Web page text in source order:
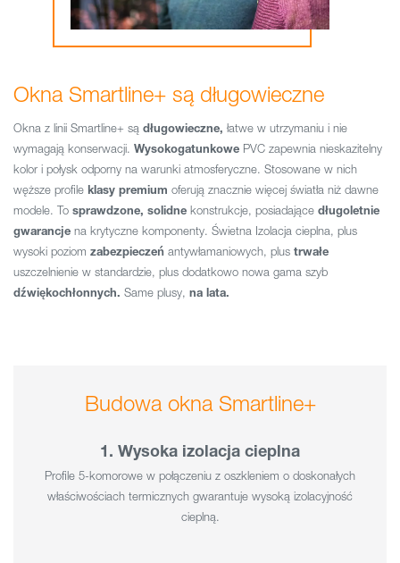
Okna Smartline+ są długowieczne
Okna z linii Smartline+ są długowieczne, łatwe w utrzymaniu i nie
wymagają konserwacji. Wysokogatunkowe PVC zapewnia nieskazitelny
kolor i połysk odporny na warunki atmosferyczne. Stosowane w nich
węższe profile klasy premium oferują znacznie więcej światła niż dawne
modele. To sprawdzone, solidne konstrukcje, posiadające długoletnie
gwarancje na krytyczne komponenty. Świetna Izolacja cieplna, plus
wysoki poziom zabezpieczeń antywłamaniowych, plus trwałe
uszczelnienie w standardzie, plus dodatkowo nowa gama szyb
dźwiękochłonnych. Same plusy, na lata.
Budowa okna Smartline+
1. Wysoka izolacja cieplna
Profile 5-komorowe w połączeniu z oszkleniem o doskonałych
właściwościach termicznych gwarantuje wysoką izolacyjność
cieplną.